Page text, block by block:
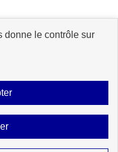
donne le contrôle sur
Mentions légales